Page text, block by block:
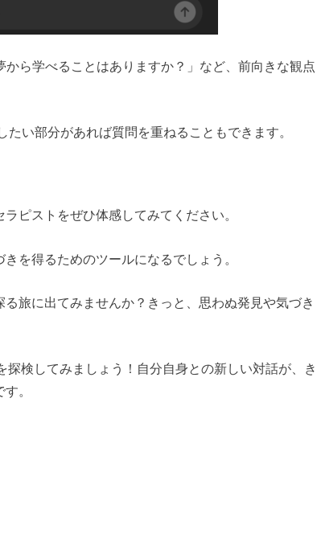
ら学べることはありますか？」など、前向きな観点
い部分があれば質問を重ねることもできます。
ピストをぜひ体感してみてください。
を得るためのツールになるでしょう。
旅に出てみませんか？きっと、思わぬ発見や気づき
検してみましょう！自分自身との新しい対話が、き
。